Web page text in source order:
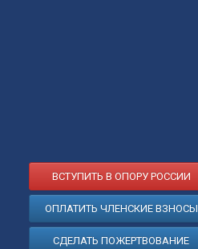
ВСТУПИТЬ В ОПОРУ РОССИИ
ОПЛАТИТЬ ЧЛЕНСКИЕ ВЗНОСЫ
СДЕЛАТЬ ПОЖЕРТВОВАНИЕ